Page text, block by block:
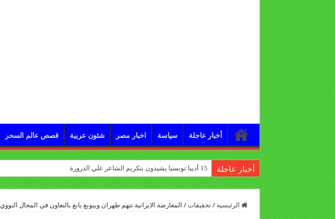
أخبار عاجلة سياسة اخبار مصر شئون عربية قصص عالم السحر
أخبار عاجلة 15 أديبا تونسيا يشيدون بتكريم الشاعر علي الدرورة
الرئيسية / تحقيقات / المعارضة الايرانية تتهم طهران وبيونغ يانغ بالتعاون في المجال النووي